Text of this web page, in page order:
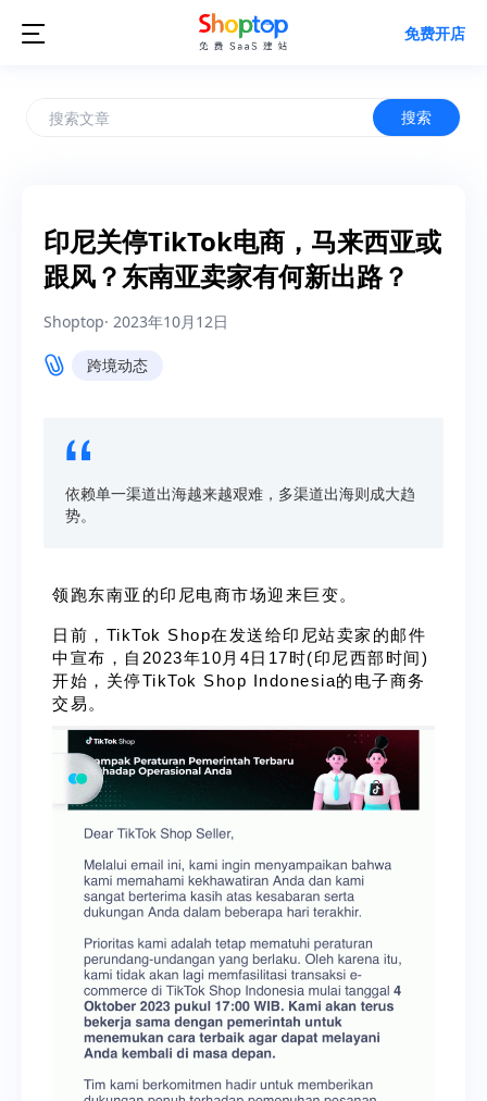
 免费开店
搜索
印尼关停TikTok电商，马来西亚或
跟风？东南亚卖家有何新出路？
Shoptop· 2023年10月12日
跨境动态
依赖单一渠道出海越来越艰难，多渠道出海则成大趋
势。
领 跑东南亚的印尼电商市场迎来巨变。
日前，TikTok Shop在发送给印尼站卖家的邮件
中宣布，自2023年10月4日17时(印尼西部时间)
开始，关停TikTok Shop Indonesia的电子商务
交易。